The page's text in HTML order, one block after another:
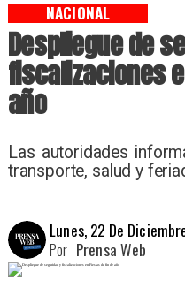
Despliegue de
fiscalizaciones
año
Las autoridades
transporte, salud y
NACIONAL
Lunes, 22 De
Prensa Web
Por